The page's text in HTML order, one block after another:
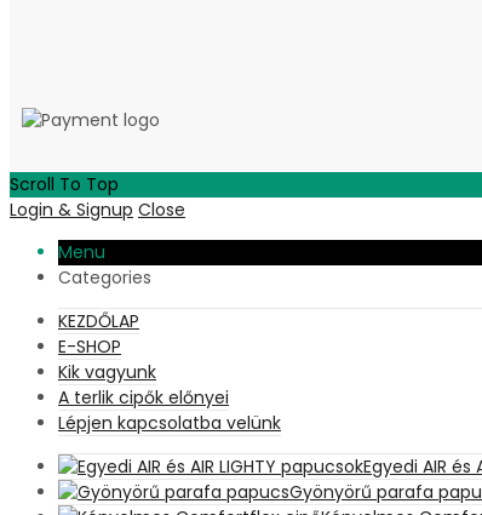
Scroll To Top
Login & Signup Close
Menu
Categories
KEZDŐLAP
E-SHOP
Kik vagyunk
A terlik cipők előnyei
Lépjen kapcsolatba velünk
Egyedi AIR és
Gyönyörű parafa